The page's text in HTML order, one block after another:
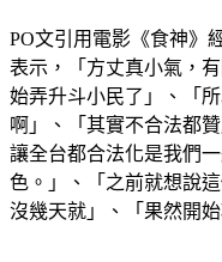
PO文引用電影《食神》
表示，「方丈真小氣，
始弄升斗小民了」、「
啊」、「其實不合法都
讓全台都合法化是我們
色。」、「之前就想說
沒幾天就」、「果然開始